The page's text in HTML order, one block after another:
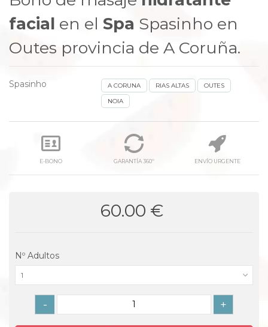
facial en el Spa Spasinho en
Outes provincia de A Coruña.
Spasinho A CORUNA RIAS ALTAS
OUTES
NOIA
E-BONO GARANTÍA 360º ENVÍO URGENTE
60.00 €
Nº Adultos
1
- +